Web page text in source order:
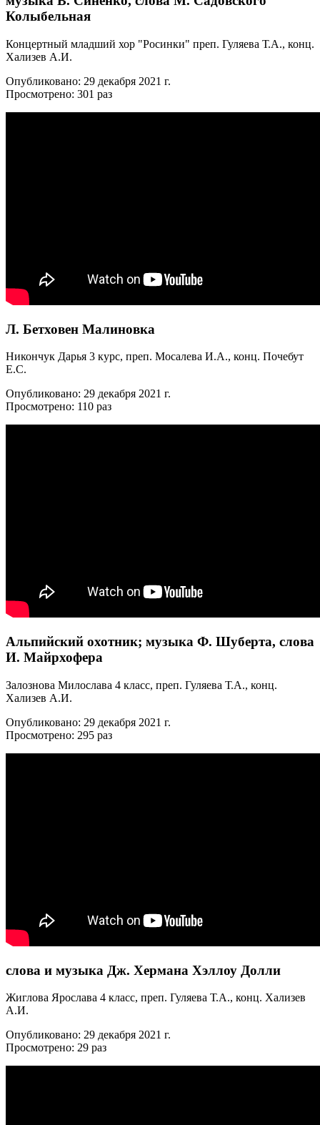
Колыбельная
Концертный младший хор "Росинки" преп. Гуляева Т.А., конц.
Хализев А.И.
Опубликовано: 29 декабря 2021 г.
Просмотрено: 301 раз
Л. Бетховен Малиновка
Никончук Дарья 3 курс, преп. Мосалева И.А., конц. Почебут
Е.С.
Опубликовано: 29 декабря 2021 г.
Просмотрено: 110 раз
Альпийский охотник; музыка Ф. Шуберта, слова
И. Майрхофера
Залознова Милослава 4 класс, преп. Гуляева Т.А., конц.
Хализев А.И.
Опубликовано: 29 декабря 2021 г.
Просмотрено: 295 раз
слова и музыка Дж. Хермана Хэллоу Долли
Жиглова Ярослава 4 класс, преп. Гуляева Т.А., конц. Хализев
А.И.
Опубликовано: 29 декабря 2021 г.
Просмотрено: 29 раз